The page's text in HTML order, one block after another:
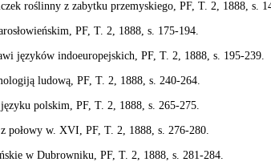
roślinny z zabytku przemyskiego, PF, T. 2, 1888, s.
PF, T. 2, 1888, s. 175-194.
języków indoeuropejskich, PF, T. 2, 1888, s. 195-239.
ludową, PF, T. 2, 1888, s. 240-264.
polskim, PF, T. 2, 1888, s. 265-275.
połowy w. XVI, PF, T. 2, 1888, s. 276-280.
w Dubrowniku, PF, T. 2, 1888, s. 281-284.